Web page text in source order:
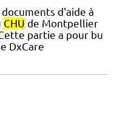
d'aide à
CHU de Montpellier
partie a pour bu
DxCare